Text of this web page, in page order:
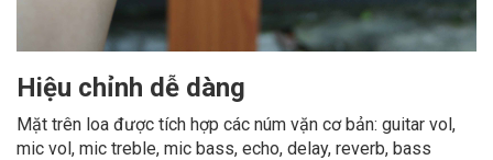
Hiệu chỉnh dễ dàng
Mặt trên loa được tích hợp các núm vặn cơ bản: guitar vol,
mic vol, mic treble, mic bass, echo, delay, reverb, bass